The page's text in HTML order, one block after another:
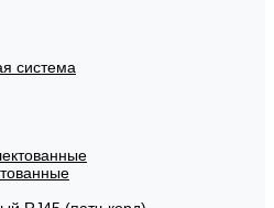
система